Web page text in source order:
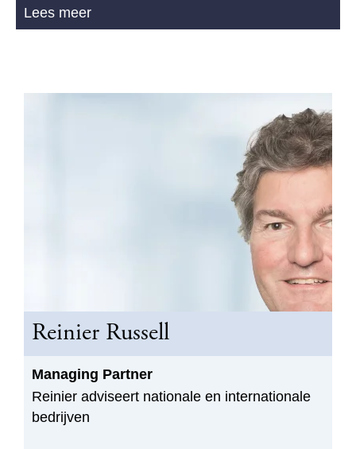
Reinier Russell
Managing Partner
Reinier adviseert nationale en internationale
bedrijven
Lees meer